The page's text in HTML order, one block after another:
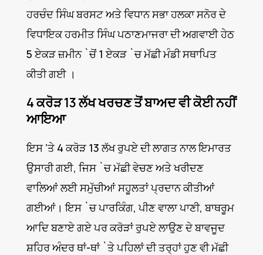
ਹਰਚੰਦ ਸਿੰਘ ਬਰਸਟ ਅਤੇ ਵਿਧਾਨ ਸਭਾ ਹਲਕਾ ਸਨੋਰ ਦੇ
ਵਿਧਾਇਕ ਹਰਮੀਤ ਸਿੰਘ ਪਠਾਣਮਾਜਰਾ ਦੀ ਅਗਵਾਈ ਹੇਠ
5 ਏਕੜ ਜ਼ਮੀਨ `ਚੋਂ 1 ਏਕੜ `ਚ ਮੱਛੀ ਮੰਡੀ ਸਥਾਪਿਤ
ਕੀਤੀ ਗਈ ।
4 ਕਰੋੜ 13 ਲੱਖ ਖਰਚਣ ਤੋਂ ਬਾਅਦ ਵੀ ਕੋਈ ਨਹੀਂ
ਆਇਆ
ਇਸ ’ਤੇ 4 ਕਰੋੜ 13 ਲੱਖ ਰੁਪਏ ਦੀ ਲਾਗਤ ਨਾਲ ਇਮਾਰਤ
ਉਸਾਰੀ ਗਈ, ਜਿਸ `ਚ ਮੱਛੀ ਵੇਚਣ ਅਤੇ ਖਰੀਦਣ
ਵਾਲਿਆਂ ਲਈ ਸਮੁੱਚੀਆਂ ਸਹੂਲਤਾਂ ਪ੍ਰਦਾਨ ਕੀਤੀਆਂ
ਗਈਆਂ। ਇਸ `ਚ ਪਾਰਕਿੰਗ, ਪੀਣ ਵਾਲਾ ਪਾਣੀ, ਬਾਥਰੂਮ
ਆਦਿ ਬਣਾਏ ਗਏ ਪਰ ਕਰੋੜਾਂ ਰੁਪਏ ਲਾਉਣ ਦੇ ਬਾਵਜੂਦ
ਸ਼ਹਿਰ ਅੰਦਰ ਥਾਂ-ਥਾਂ `ਤੇ ਪਹਿਲਾਂ ਦੀ ਤਰ੍ਹਾਂ ਹੁਣ ਵੀ ਮੱਛੀ